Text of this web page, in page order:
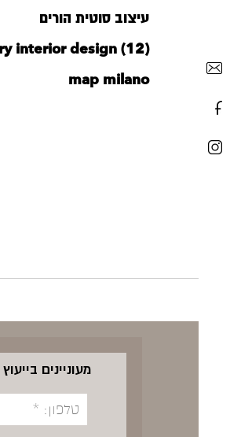
עיצוב סוטית הורים
interior design (12)
map milano
מעוניינים